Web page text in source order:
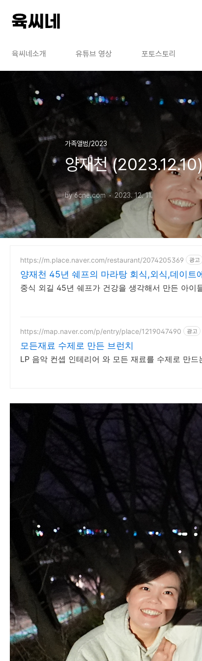
육씨네소개 유튜브 영상 포토스토리
가족앨범/2023
양재천
by 6cne.com 2023. 12. 11.
https://m.place.naver.com/restaurant/2074205369 광고
양재천 45년 쉐프의 마라탕 회식,외식,데이트
중식 외길 45년 쉐프가 건강을 생각해서 만든 아이
https://map.naver.com/p/entry/place/1219047490 광고
모든재료 수제로 만든 브런치
LP 음악 컨셉 인테리어 와 모든 재료를 수제로 만